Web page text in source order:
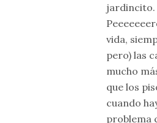
jardincito.
vida,
pero) las
mucho
que los
cuando
problema